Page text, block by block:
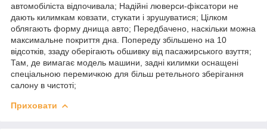
автомобіліста відпочивала; Надійні люверси-фіксатори не
дають килимкам ковзати, стукати і зрушуватися; Цілком
облягають форму днища авто; Передбачено, наскільки можна
максимальне покриття дна. Попереду збільшено на 10
відсотків, ззаду оберігають обшивку від пасажирського взуття;
Там, де вимагає модель машини, задні килимки оснащені
спеціальною перемичкою для більш ретельного зберігання
салону в чистоті;
Приховати